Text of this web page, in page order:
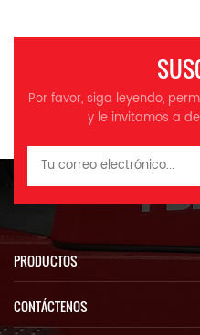
Por favor, siga leyendo,
y le invitamos a
PRODUCTOS
CONTÁCTENOS